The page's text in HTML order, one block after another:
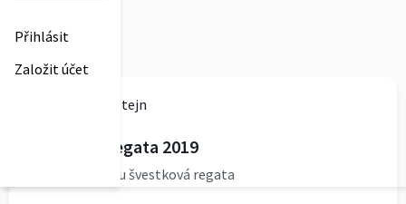
Přihlásit
Založit účet
Vladimír Kulštejn
Švestková regata 2019
54.ročník závodu švestková regata